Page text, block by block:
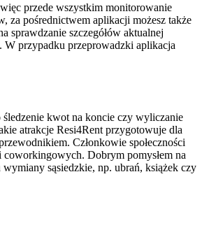
przede wszystkim monitorowanie
za pośrednictwem aplikacji możesz także
sprawdzanie szczegółów aktualnej
W przypadku przeprowadzki aplikacja
kwot na koncie czy wyliczanie
atrakcje Resi4Rent przygotowuje dla
Członkowie społeczności
Dobrym pomysłem na
sąsiedzkie, np. ubrań, książek czy